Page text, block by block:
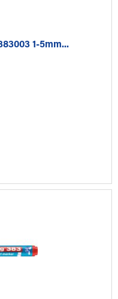
1-5mm...